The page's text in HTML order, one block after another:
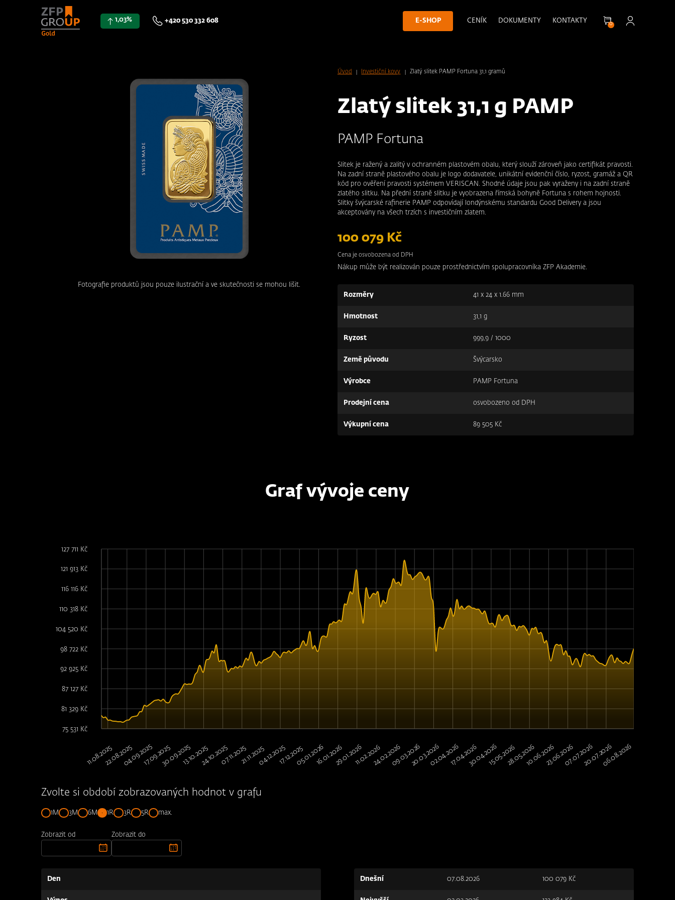
1,03% +420 530 332 608 E-SHOP CENÍK DOKUMENTY KONTAKTY 0
Fotografie produktů jsou pouze ilustrační a ve skutečnosti se mohou lišit.
Úvod Investiční kovy Zlatý slitek PAMP Fortuna 31,1 gramů
Zlatý slitek 31,1 g PAMP
PAMP Fortuna
Slitek je ražený a zalitý v ochranném plastovém obalu, který slouží zároveň jako certifikát pravosti.
Na zadní straně plastového obalu je logo dodavatele, unikátní evidenční číslo, ryzost, gramáž a QR
kód pro ověření pravosti systémem VERISCAN. Shodné údaje jsou pak vyraženy i na zadní straně
zlatého slitku. Na přední straně slitku je vyobrazena římská bohyně Fortuna s rohem hojnosti.
Slitky švýcarské rafinerie PAMP odpovídají londýnskému standardu Good Delivery a jsou
akceptovány na všech trzích s investičním zlatem.
100 079 Kč
Cena je osvobozena od DPH
Nákup může být realizován pouze prostřednictvím spolupracovníka ZFP Akademie.
Rozměry 41 x 24 x 1.66 mm
Hmotnost 31,1 g
Ryzost 999,9 / 1000
Země původu Švýcarsko
Výrobce PAMP Fortuna
Prodejní cena osvobozeno od DPH
Výkupní cena 89 505 Kč
Graf vývoje ceny
11.08.202522.08.202504.09.202517.09.202530.09.202513.10.202524.10.202507.11.202521.11.202504.12.202517.12.202505.01.202616.01.202629.01.202611.02.202624.02.202609.03.202620.03.202602.04.202617.04.202630.04.202615.05.202628.05.202610.06.202623.06.202607.07.202620.07.202606.08.2026
75 531 Kč
81 329 Kč
87 127 Kč
92 925 Kč
98 722 Kč
104 520 Kč
110 318 Kč
116 116 Kč
121 913 Kč
127 711 Kč
Zvolte si období zobrazovaných hodnot v grafu
1M 3M 6M 1R 3R 5R max.
Zobrazit od Zobrazit do
Den Dnešní 07.08.2026 100 079 Kč